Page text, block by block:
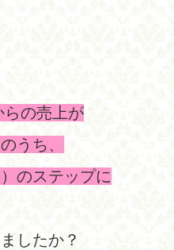
らの売上が
うち、
のステップに
したか？